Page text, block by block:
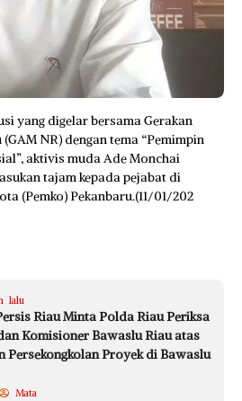
yang digelar bersama Gerakan
NR) dengan tema “Pemimpin
aktivis muda Ade Monchai
tajam kepada pejabat di
(Pemko) Pekanbaru.(11/01/202
lalu
Riau Minta Polda Riau Periksa
Komisioner Bawaslu Riau atas
Persekongkolan Proyek di Bawaslu
Mata